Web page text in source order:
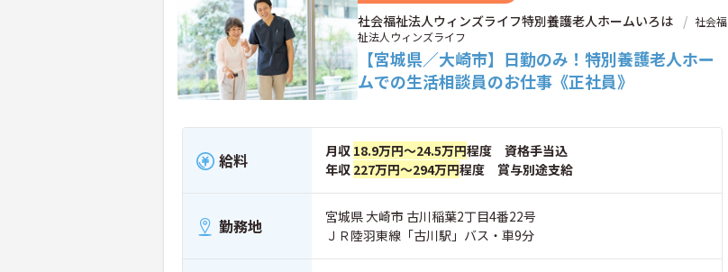
社会福祉法人ウィンズライフ特別養護老人ホームいろは
社会福
祉法人ウィンズライフ
【宮城県／大崎市】日勤のみ！特別養護老人ホー
ムでの生活相談員のお仕事《正社員》
給料 月収 18.9万円～24.5万円程度 資格手当込
年収 227万円～294万円程度 賞与別途支給
勤務地
宮城県 大崎市 古川稲葉2丁目4番22号
ＪＲ陸羽東線「古川駅」バス・車9分